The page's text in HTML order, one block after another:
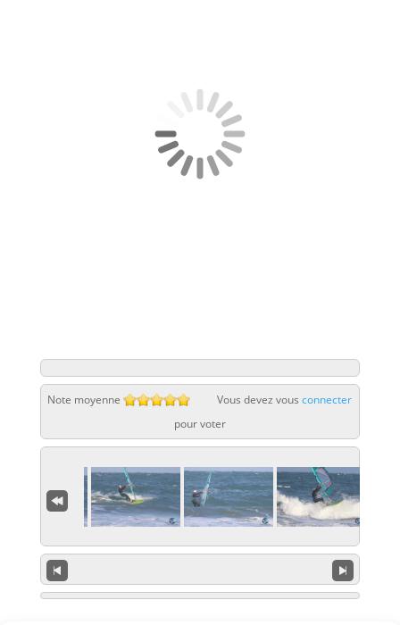
Note moyenne Vous devez vousconnecter
pour voter